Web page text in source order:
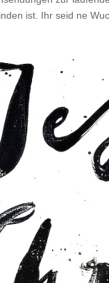
ist. Ihr seid ne